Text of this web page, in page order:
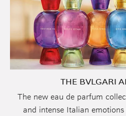
THE BVLGARI
The new eau de parfum
and intense Italian